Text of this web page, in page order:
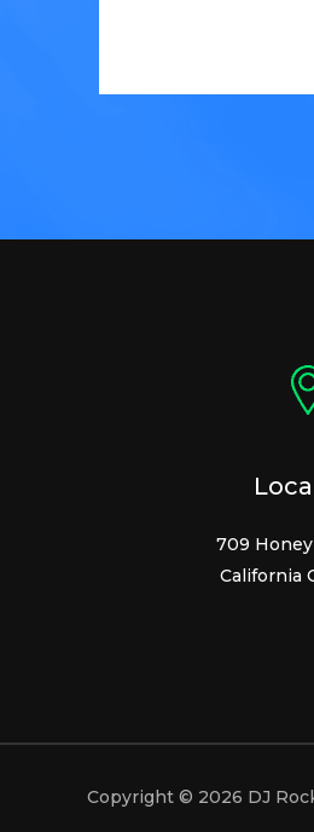
709
California
Copyright © 2026 DJ